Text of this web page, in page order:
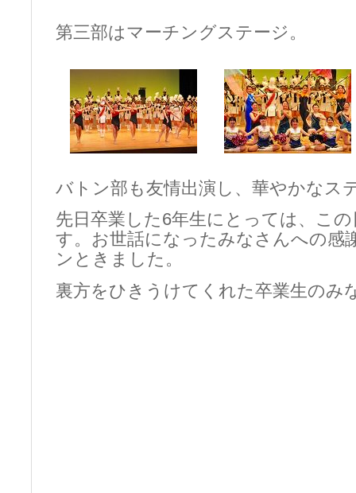
第三部はマーチングステージ。
バトン部も友情出演し、華やかなス
先日卒業した6年生にとっては、こ
す。お世話になったみなさんへの感
ンときました。
裏方をひきうけてくれた卒業生のみ